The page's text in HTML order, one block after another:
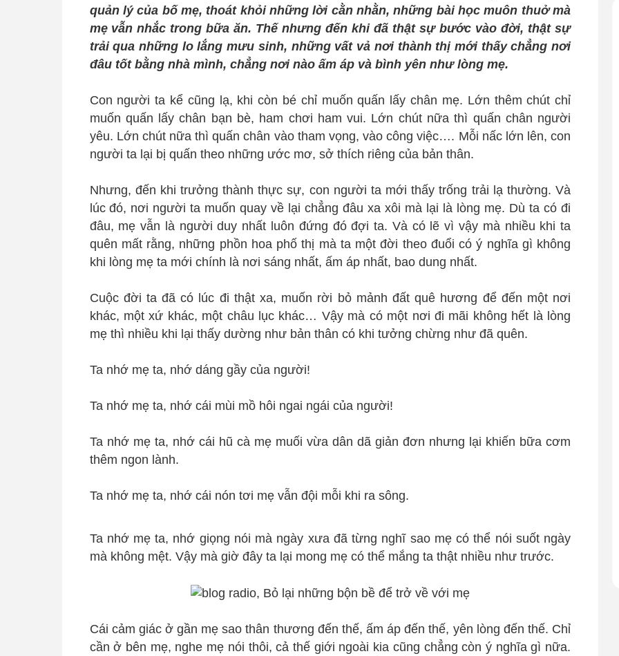
quản lý của bố mẹ, thoát khỏi những lời cằn nhằn, những bài học muôn thuở mà
mẹ vẫn nhắc trong bữa ăn. Thế nhưng đến khi đã thật sự bước vào đời, thật sự
trải qua những lo lắng mưu sinh, những vất vả nơi thành thị mới thấy chẳng nơi
đâu tốt bằng nhà mình, chẳng nơi nào ấm áp và bình yên như lòng mẹ.
Con người ta kể cũng lạ, khi còn bé chỉ muốn quấn lấy chân mẹ. Lớn thêm chút chỉ
muốn quấn lấy chân bạn bè, ham chơi ham vui. Lớn chút nữa thì quấn chân người
yêu. Lớn chút nữa thì quấn chân vào tham vọng, vào công việc…. Mỗi nấc lớn lên, con
người ta lại bị quấn theo những ước mơ, sở thích riêng của bản thân.
Nhưng, đến khi trưởng thành thực sự, con người ta mới thấy trống trải lạ thường. Và
lúc đó, nơi người ta muốn quay về lại chẳng đâu xa xôi mà lại là lòng mẹ. Dù ta có đi
đâu, mẹ vẫn là người duy nhất luôn đứng đó đợi ta. Và có lẽ vì vậy mà nhiều khi ta
quên mất rằng, những phồn hoa phố thị mà ta một đời theo đuổi có ý nghĩa gì không
khi lòng mẹ ta mới chính là nơi sáng nhất, ấm áp nhất, bao dung nhất.
Cuộc đời ta đã có lúc đi thật xa, muốn rời bỏ mảnh đất quê hương để đến một nơi
khác, một xứ khác, một châu lục khác… Vậy mà có một nơi đi mãi không hết là lòng
mẹ thì nhiều khi lại thấy dường như bản thân có khi tưởng chừng như đã quên.
Ta nhớ mẹ ta, nhớ dáng gầy của người!
Ta nhớ mẹ ta, nhớ cái mùi mồ hôi ngai ngái của người!
Ta nhớ mẹ ta, nhớ cái hũ cà mẹ muối vừa dân dã giản đơn nhưng lại khiến bữa cơm
thêm ngon lành.
Ta nhớ mẹ ta, nhớ cái nón tơi mẹ vẫn đội mỗi khi ra sông.
Ta nhớ mẹ ta, nhớ giọng nói mà ngày xưa đã từng nghĩ sao mẹ có thể nói suốt ngày
mà không mệt. Vậy mà giờ đây ta lại mong mẹ có thể mắng ta thật nhiều như trước.
Cái cảm giác ở gần mẹ sao thân thương đến thế, ấm áp đến thế, yên lòng đến thế. Chỉ
cần ở bên mẹ, nghe mẹ nói thôi, cả thế giới ngoài kia cũng chẳng còn ý nghĩa gì nữa.